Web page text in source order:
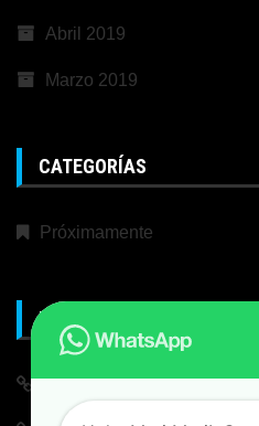
Abril 2019
Marzo 2019
CATEGORÍAS
Próximamente
META